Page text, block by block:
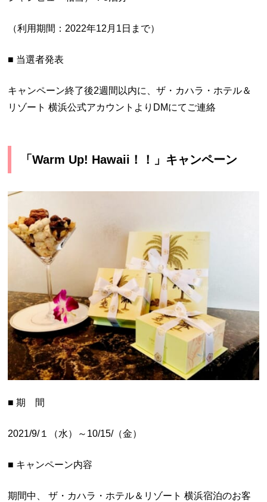
（利用期間：2022年12月1日まで）
■ 当選者発表
キャンペーン終了後2週間以内に、ザ・カハラ・ホテル＆
リゾート 横浜公式アカウントよりDMにてご連絡
「Warm Up! Hawaii！！」キャンペーン
■ 期 間
2021/9/１（水）～10/15/（金）
■ キャンペーン内容
期間中、 ザ・カハラ・ホテル＆リゾート 横浜宿泊のお客